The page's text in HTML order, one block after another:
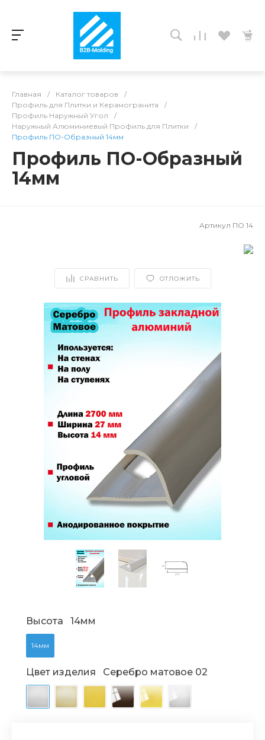
Главная / Каталог товаров
/
Профиль для Плитки и Керамогранита
/
Профиль Наружный Угол
/
Наружный Алюминиевый Профиль для Плитки
/
Профиль ПО-Образный 14мм
Профиль ПО-Образный
14мм
Артикул ПО 14
СРАВНИТЬ ОТЛОЖИТЬ
Высота 14мм
14мм
Цвет изделия Серебро матовое 02